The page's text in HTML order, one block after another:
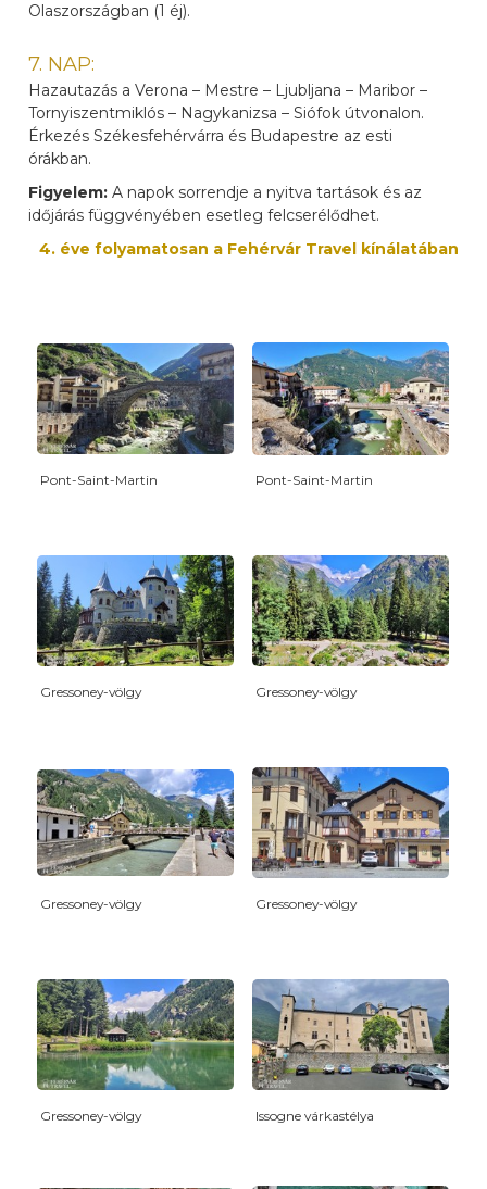
Olaszországban (1 éj).
7. NAP:
Hazautazás a Verona – Mestre – Ljubljana – Maribor –
Tornyiszentmiklós – Nagykanizsa – Siófok útvonalon.
Érkezés Székesfehérvárra és Budapestre az esti
órákban.
Figyelem:A napok sorrendje a nyitva tartások és az
időjárás függvényében esetleg felcserélődhet.
4. éve folyamatosan a Fehérvár Travel kínálatában
Pont-Saint-Martin Pont-Saint-Martin
Gressoney-völgy Gressoney-völgy
Gressoney-völgy Gressoney-völgy
Gressoney-völgy Issogne várkastélya